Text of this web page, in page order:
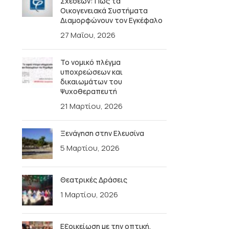
Οικογενειακά Συστήματα
Διαμορφώνουν τον Εγκέφαλο
27 Μαΐου, 2026
Το νομικό πλέγμα
υποχρεώσεων και
δικαιωμάτων του
Ψυχοθεραπευτή
21 Μαρτίου, 2026
Ξενάγηση στην Ελευσίνα
5 Μαρτίου, 2026
Θεατρικές Δράσεις
1 Μαρτίου, 2026
Εξοικείωση με την οπτική,